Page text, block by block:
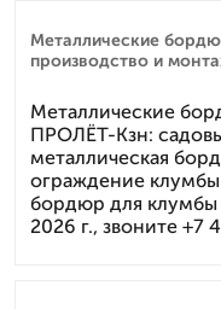
Металлические
производство и
Металлические
ПРОЛЁТ-Кзн:
металлическая
ограждение клумбы
бордюр для клумбы
2026 г., звоните +7